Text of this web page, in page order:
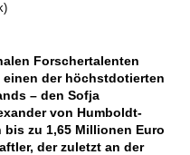
Forschertalenten
einen der höchstdotierten
– den Sofja
von Humboldt-
zu 1,65 Millionen Euro
der zuletzt an der